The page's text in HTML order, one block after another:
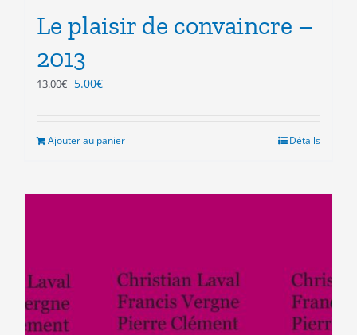
Le plaisir de convaincre –
2013
13.00€ Le
5.00€Le
est :
Ajouter au panier Détails